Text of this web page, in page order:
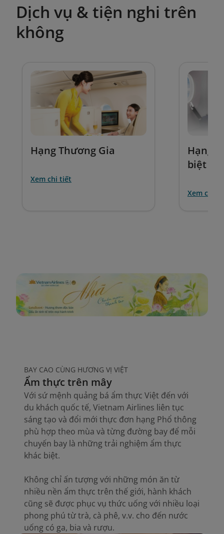
Dịch vụ & tiện nghi trên
không
Hạng Thương Gia
Xem chi tiết
Hạng
biệt
Xem chi
BAY CAO CÙNG HƯƠNG VỊ VIỆT
Ẩm thực trên mây
Với sứ mệnh quảng bá ẩm thực Việt đến với
du khách quốc tế, Vietnam Airlines liên tục
sáng tạo và đổi mới thực đơn hạng Phổ thông
phù hợp theo mùa và từng đường bay để mỗi
chuyến bay là những trải nghiệm ẩm thực
khác biệt.
Không chỉ ấn tượng với những món ăn từ
nhiều nền ẩm thực trên thế giới, hành khách
cũng sẽ được phục vụ thức uống với nhiều loại
phong phú từ trà, cà phê, v.v. cho đến nước
uống có ga, bia và rượu.